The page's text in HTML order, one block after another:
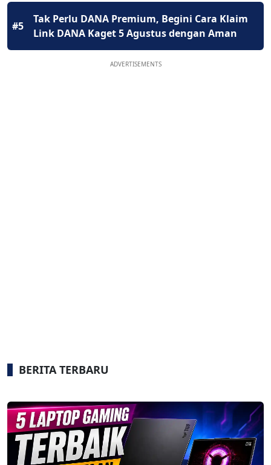
#5
Tak Perlu DANA Premium, Begini Cara Klaim
Link DANA Kaget 5 Agustus dengan Aman
ADVERTISEMENTS
BERITA TERBARU